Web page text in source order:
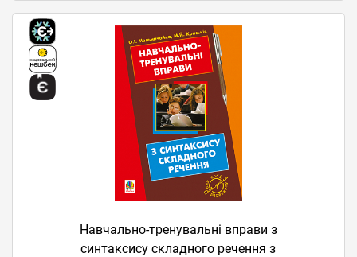
Навчально-тренувальні вправи з
синтаксису складного речення з